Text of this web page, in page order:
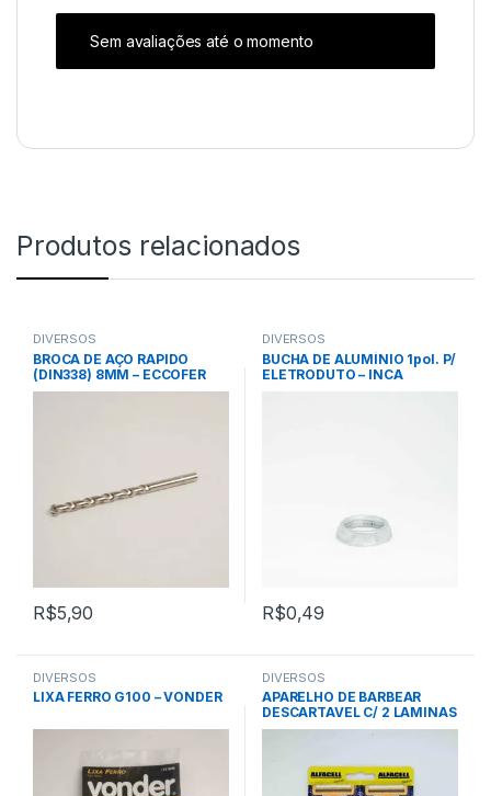
Sem avaliações até o momento
Produtos relacionados
DIVERSOS
BROCA DE AÇO RAPIDO
(DIN338) 8MM – ECCOFER
R$5,90
DIVERSOS
BUCHA DE ALUMÍNIO 1pol. P/
ELETRODUTO – INCA
R$0,49
DIVERSOS
LIXA FERRO G100 – VONDER
DIVERSOS
APARELHO DE BARBEAR
DESCARTAVEL C/ 2 LAMINAS
EM ACO E FITA